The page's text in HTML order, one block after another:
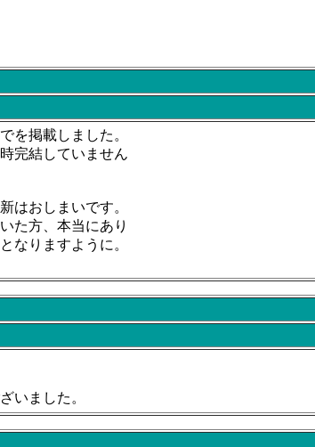
を掲載しました。
完結していません
はおしまいです。
た方、本当にあり
なりますように。
いました。